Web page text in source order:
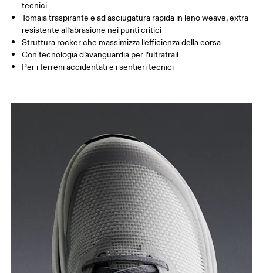
tecnici
Tomaia traspirante e ad asciugatura rapida in leno weave, extra
resistente all’abrasione nei punti critici
Struttura rocker che massimizza l’efficienza della corsa
Con tecnologia d’avanguardia per l’ultratrail
Per i terreni accidentati e i sentieri tecnici